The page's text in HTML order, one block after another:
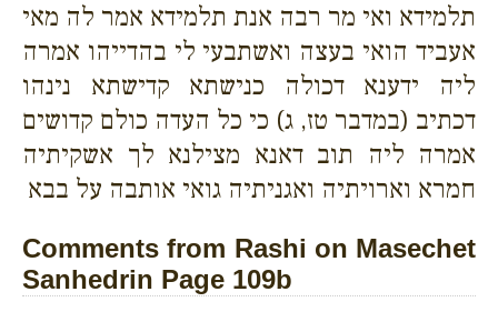
תלמידא ואי מר רבה אנת תלמידא אמר לה מאי
אעביד הואי בעצה ואשתבעי לי בהדייהו אמרה
ליה ידענא דכולה כנישתא קדישתא נינהו
דכתיב (במדבר טז, ג) כי כל העדה כולם קדושים
אמרה ליה תוב דאנא מצילנא לך אשקיתיה
חמרא וארויתיה ואגניתיה גואי אותבה על בבא
Comments from Rashi on Masechet
Sanhedrin Page 109b